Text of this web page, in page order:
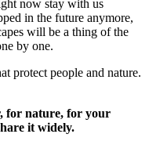
now stay with us
in the future anymore,
will be a thing of the
by one.
protect people and nature.
for nature, for your
it widely.